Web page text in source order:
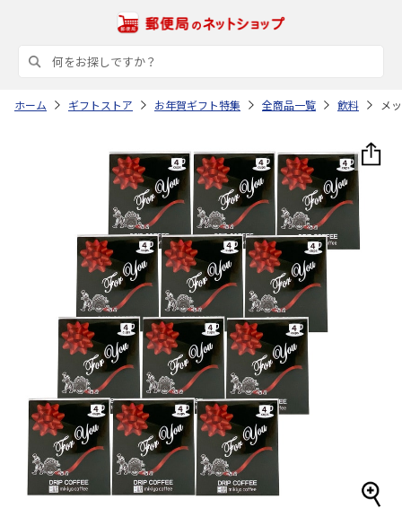
ホーム ギフトストア お年賀ギフト特集 全商品一覧 飲料 メ